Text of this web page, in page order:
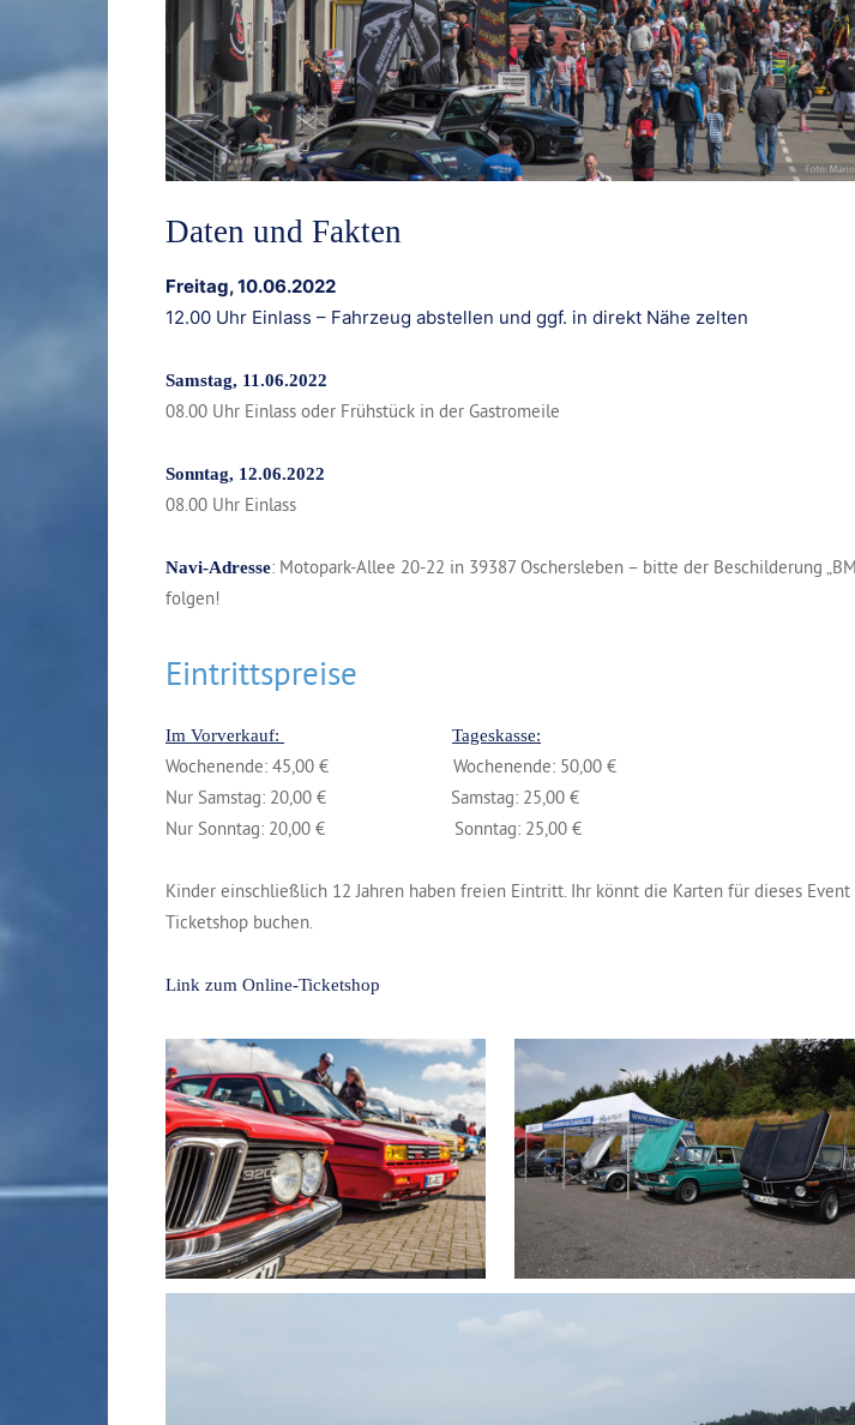
Daten und Fakten
Freitag, 10.06.2022
12.00 Uhr Einlass – Fahrzeug abstellen und ggf. in direkt Nähe zelten
Samstag, 11.06.2022
08.00 Uhr Einlass oder Frühstück in der Gastromeile
Sonntag, 12.06.2022
08.00 Uhr Einlass
Navi-Adresse: Motopark-Allee 20-22 in 39387 Oschersleben – bitte der Beschilderung
folgen!
Eintrittspreise
Im Vorverkauf: Tageskasse:
Wochenende: 45,00 € Wochenende: 50,00 €
Nur Samstag: 20,00 € Samstag: 25,00 €
Nur Sonntag: 20,00 € Sonntag: 25,00 €
Kinder einschließlich 12 Jahren haben freien Eintritt. Ihr könnt die Karten für dieses
Ticketshop buchen.
Link zum Online-Ticketshop